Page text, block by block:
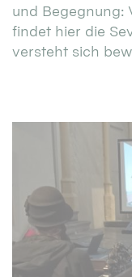
und Begegnung:
findet hier die
versteht sich